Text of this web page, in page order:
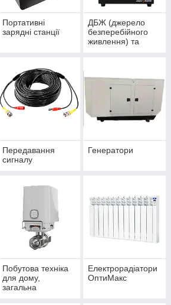
Портативні
зарядні станції
ДБЖ (джерело
безперебійного
живлення) та
Передавання
сигналу
Генератори
Побутова техніка
для дому,
загальна
Електрорадіатори
ОптиМакс